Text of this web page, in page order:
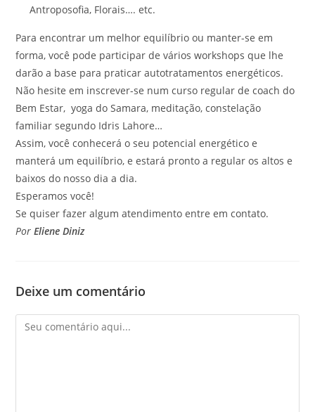
Antroposofia, Florais…. etc.
Para encontrar um melhor equilíbrio ou manter-se em
forma, você pode participar de vários workshops que lhe
darão a base para praticar autotratamentos energéticos.
Não hesite em inscrever-se num curso regular de coach do
Bem Estar, yoga do Samara, meditação, constelação
familiar segundo Idris Lahore…
Assim, você conhecerá o seu potencial energético e
manterá um equilíbrio, e estará pronto a regular os altos e
baixos do nosso dia a dia.
Esperamos você!
Se quiser fazer algum atendimento entre em contato.
PorEliene Diniz
Deixe um comentário